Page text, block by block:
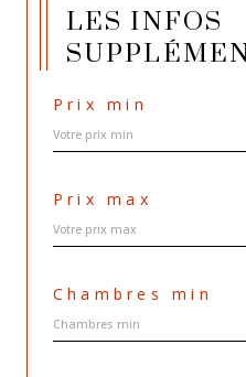
LES INFOS
Prix min
Prix max
Chambres min